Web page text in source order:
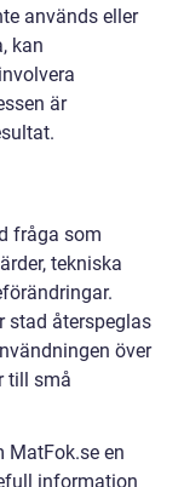
används eller
kan
är
fråga som
tekniska
stad återspeglas
över
till små
MatFok.se en
information